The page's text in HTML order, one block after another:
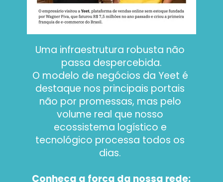
Uma infraestrutura robusta não
passa despercebida.
O modelo de negócios da Yeet é
destaque nos principais portais
não por promessas, mas pelo
volume real que nosso
ecossistema logístico e
tecnológico processa todos os
dias.
Conheça a força da nossa rede: